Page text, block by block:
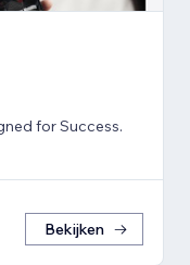
for Success.
Bekijken